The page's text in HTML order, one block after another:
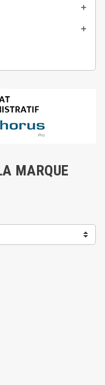
add
add
MARQUE